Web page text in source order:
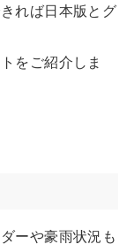
れば日本版とグ
をご紹介しま
ーや豪雨状況も